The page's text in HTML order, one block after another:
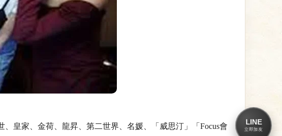
、皇家、金荷、龍昇、第二世界、名媛、「威思汀」「Focus會
LINE
立即加友